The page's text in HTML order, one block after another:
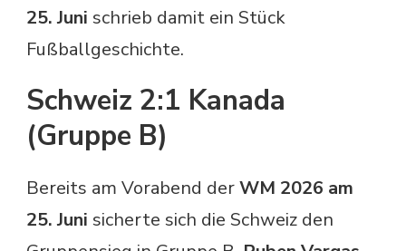
25. Juni schrieb damit ein Stück
Fußballgeschichte.
Schweiz 2:1 Kanada
(Gruppe B)
Bereits am Vorabend derWM 2026 am
25. Juni sicherte sich die Schweiz den